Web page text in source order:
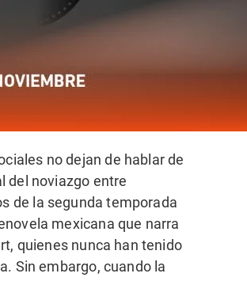
no dejan de hablar de
del noviazgo entre
de la segunda temporada
mexicana que narra
quienes nunca han tenido
Sin embargo, cuando la